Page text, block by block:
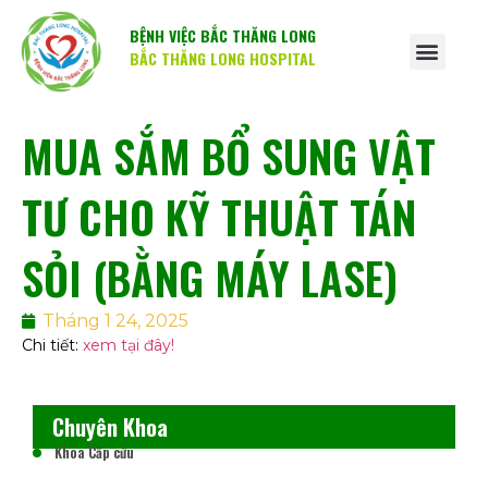
BỆNH VIỆC BẮC THĂNG LONG
BẮC THĂNG LONG HOSPITAL
MUA SẮM BỔ SUNG VẬT
TƯ CHO KỸ THUẬT TÁN
SỎI (BẰNG MÁY LASE)
Tháng 1 24, 2025
Chi tiết: xem tại đây!
Chuyên Khoa
Khoa Cấp cứu